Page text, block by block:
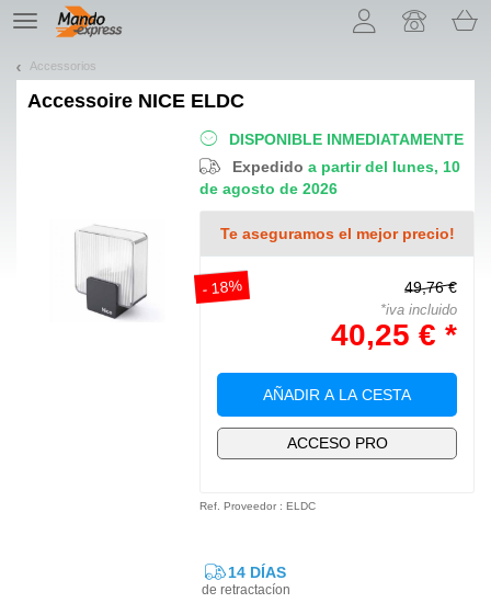
TE
navigation
Accessorios
Accessoire NICE ELDC
DISPONIBLE INMEDIATAMENTE
Expedidoa partir del lunes, 10
de agosto de 2026
Te aseguramos el mejor precio!
- 18% 49,76 €
*iva incluido
40,25 € *
AÑADIR A LA CESTA
ACCESO PRO
Ref. Proveedor : ELDC
14 DÍAS
de retractacíon
¡Permítenos presentarte nuestras cookies!